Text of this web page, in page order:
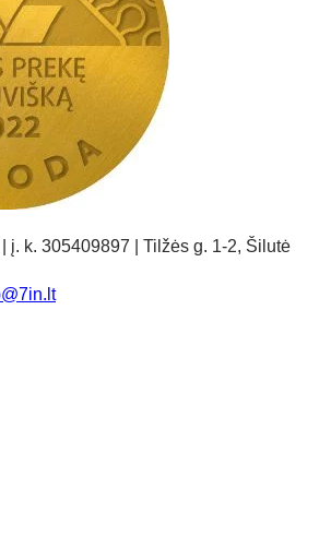
į. k. 305409897 | Tilžės g. 1-2, Šilutė